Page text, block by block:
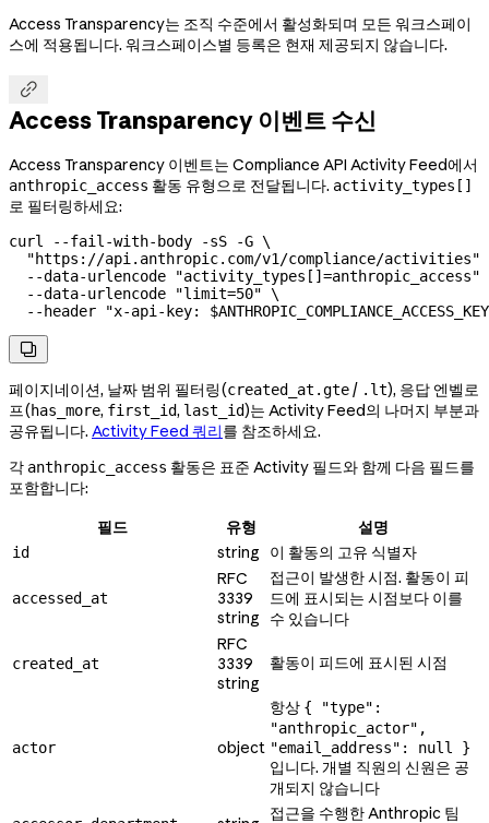
Access Transparency는 조직 수준에서 활성화되며 모든 워크스페이
스에 적용됩니다. 워크스페이스별 등록은 현재 제공되지 않습니다.

Access Transparency 이벤트 수신
Access Transparency 이벤트는 Compliance API Activity Feed에서
anthropic_access 활동 유형으로 전달됩니다. activity_types[]
로 필터링하세요:
curl --fail-with-body -sS -G \
  "https://api.anthropic.com/v1/compliance/activities"
  --data-urlencode
"activity_types[]=anthropic_access"
  --data-urlencode
"limit=50" \
  --header
"x-api-key: $ANTHROPIC_COMPLIANCE_ACCESS_KEY

페이지네이션, 날짜 범위 필터링(created_at.gte/ .lt), 응답 엔벨로
프(has_more, first_id, last_id)는 Activity Feed의 나머지 부분과
공유됩니다. Activity Feed 쿼리를 참조하세요.
각 anthropic_access 활동은 표준 Activity 필드와 함께 다음 필드를
포함합니다:
필드
유형 설명
id string 이 활동의 고유 식별자
accessed_at
RFC
3339
string
접근이 발생한 시점. 활동이 피
드에 표시되는 시점보다 이를
수 있습니다
created_at
RFC
3339
string
활동이 피드에 표시된 시점
actor object
항상 { "type":
"anthropic_actor",
"email_address": null }
입니다. 개별 직원의 신원은 공
개되지 않습니다
접근을 수행한 Anthropic 팀